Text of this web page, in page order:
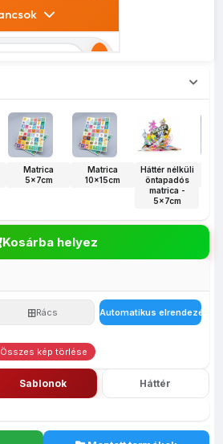
Matrica
5x7cm
Matrica
10x15cm
Háttér nélküli
öntapadós
matrica -
5x7cm
Kosárba helyez
Rács Automatikus elrendezés
Összes kép törlése
Sablonok Háttér